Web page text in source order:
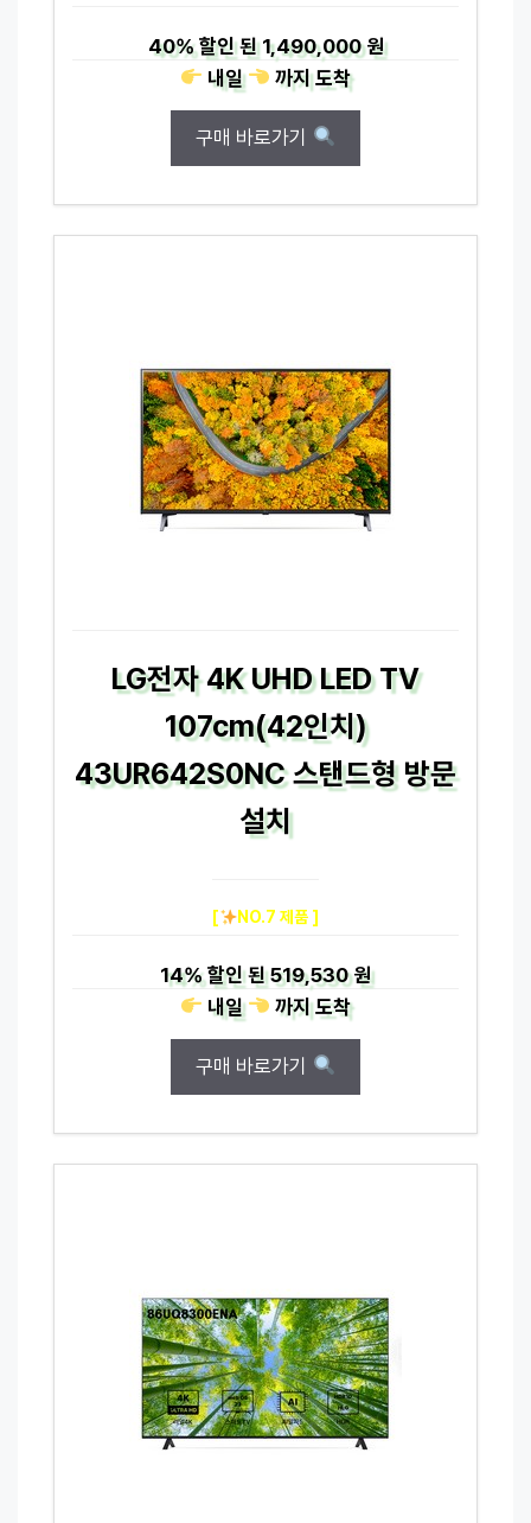
40%할인 된1,490,000 원
내일
까지도착
구매 바로가기
LG전자 4K UHD LED TV
107cm(42인치)
43UR642S0NC 스탠드형 방문
설치
[ NO.7 제품 ]
14%할인 된519,530 원
내일
까지도착
구매 바로가기